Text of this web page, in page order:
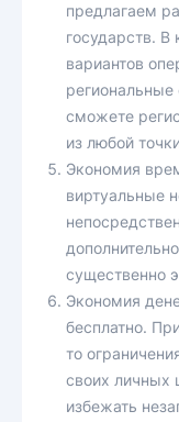
предлагаем
государств.
вариантов
сможете
из любой
Экономия
виртуальные
существенно
Экономия
бесплатно.
то
своих личных
избежать